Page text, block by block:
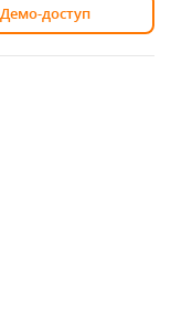
Демо-доступ